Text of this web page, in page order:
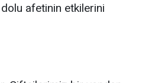
afetinin etkilerini